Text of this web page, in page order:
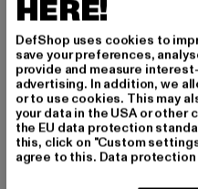
HERE!
DefShop uses cookies to
save your preferences,
provide and measure
advertising. In addition, we
or to use cookies. This may
your data in the USA or other
the EU data protection
this, click on "Custom
agree to this. Data protection